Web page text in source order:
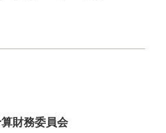
財務委員会